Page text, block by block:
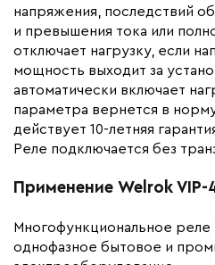
Страна производства
Гарантия (год)
Коллекция
Бренд
Высота (мм)
напряжения, последствий
и превышения тока или
отключает нагрузку, если
мощность выходит за
автоматически включает
параметра вернется в
действует 10-летняя
Реле подключается без
Применение Welrok VIP-
Многофункциональное
однофазное бытовое и